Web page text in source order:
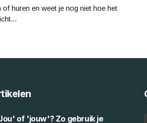
huren en weet je nog niet hoe het
of 'jouw'? Zo gebruik je